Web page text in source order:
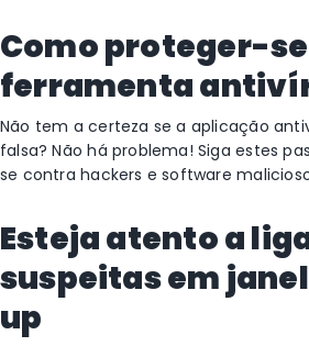
Como proteger-
ferramenta
Não tem a certeza se a aplicação
falsa? Não há problema! Siga estes
se contra hackers e software
Esteja atento a
suspeitas em
up